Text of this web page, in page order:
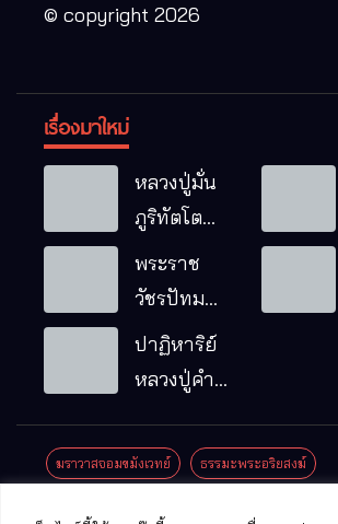
© copyright 2026
เรื่องมาใหม่
หลวงปู่มั่น
ภูริทัตโต
พระอริยเจ้า
ผู้เป็นบิดา
รมฐาน
พระราช
วัชรปัทม
คุณ (หลวง
ปู่บัวเกตุ
แล้ว วัดป่า
ปาฏิหาริย์
หลวงปู่คำ
มณี
ฆราวาสจอมขมังเวทย์ ธรรมะพระอริยสงฆ์